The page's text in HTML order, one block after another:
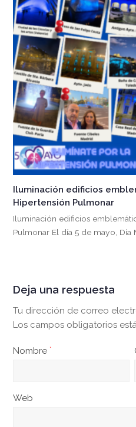
Iluminación edificios
Hipertensión Pulmonar
Iluminación edificios
Pulmonar El día 5 de mayo, Día
Deja una respuesta
Tu dirección de correo
Los campos obligatorios
Nombre*
Web